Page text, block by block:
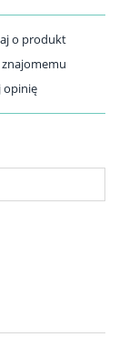
o produkt
opinię